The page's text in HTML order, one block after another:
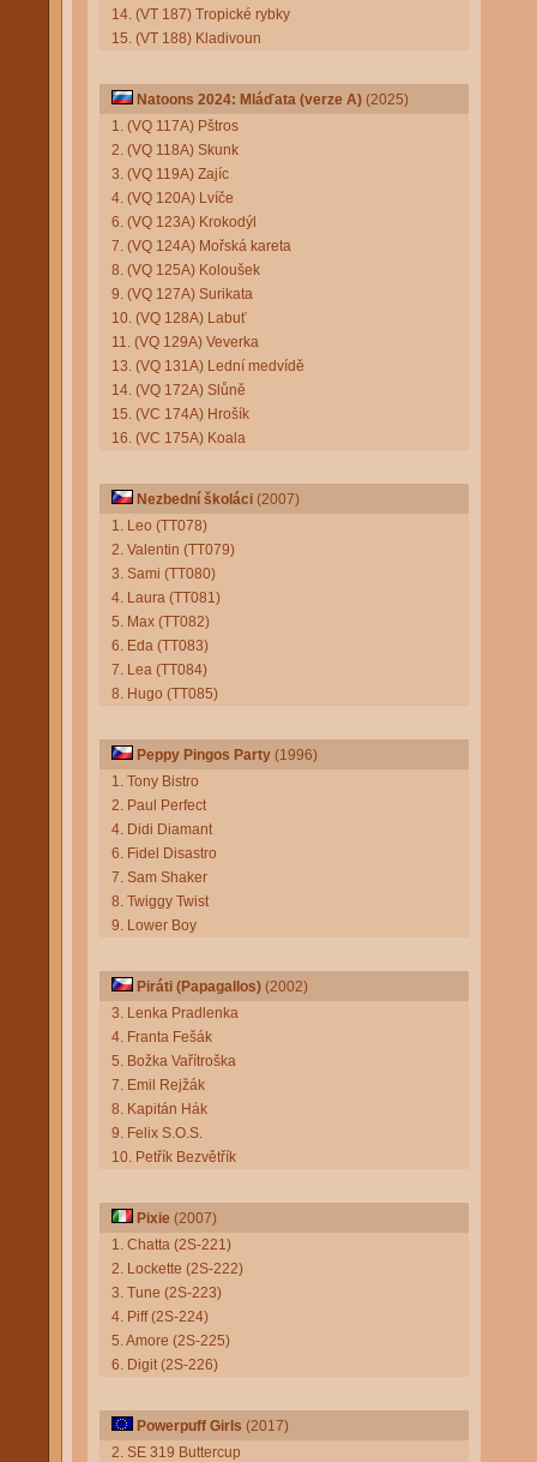
14. (VT 187) Tropické rybky
15. (VT 188) Kladivoun
Natoons 2024: Mláďata (verze A) (2025)
1. (VQ 117A) Pštros
2. (VQ 118A) Skunk
3. (VQ 119A) Zajíc
4. (VQ 120A) Lvíče
6. (VQ 123A) Krokodýl
7. (VQ 124A) Mořská kareta
8. (VQ 125A) Koloušek
9. (VQ 127A) Surikata
10. (VQ 128A) Labuť
11. (VQ 129A) Veverka
13. (VQ 131A) Lední medvídě
14. (VQ 172A) Slůně
15. (VC 174A) Hrošík
16. (VC 175A) Koala
Nezbední školáci (2007)
1. Leo (TT078)
2. Valentin (TT079)
3. Sami (TT080)
4. Laura (TT081)
5. Max (TT082)
6. Eda (TT083)
7. Lea (TT084)
8. Hugo (TT085)
Peppy Pingos Party (1996)
1. Tony Bistro
2. Paul Perfect
4. Didi Diamant
6. Fidel Disastro
7. Sam Shaker
8. Twiggy Twist
9. Lower Boy
Piráti (Papagallos) (2002)
3. Lenka Pradlenka
4. Franta Fešák
5. Božka Vařítroška
7. Emil Rejžák
8. Kapitán Hák
9. Felix S.O.S.
10. Petřík Bezvětřík
Pixie (2007)
1. Chatta (2S-221)
2. Lockette (2S-222)
3. Tune (2S-223)
4. Piff (2S-224)
5. Amore (2S-225)
6. Digit (2S-226)
Powerpuff Girls (2017)
2. SE 319 Buttercup